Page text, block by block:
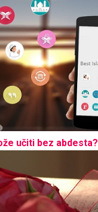
učiti bez abdesta?